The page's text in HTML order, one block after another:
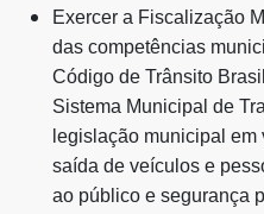
Exercer a Fiscalização
das competências
Código de Trânsito
Sistema Municipal de
legislação municipal em
saída de veículos e
ao público e segurança